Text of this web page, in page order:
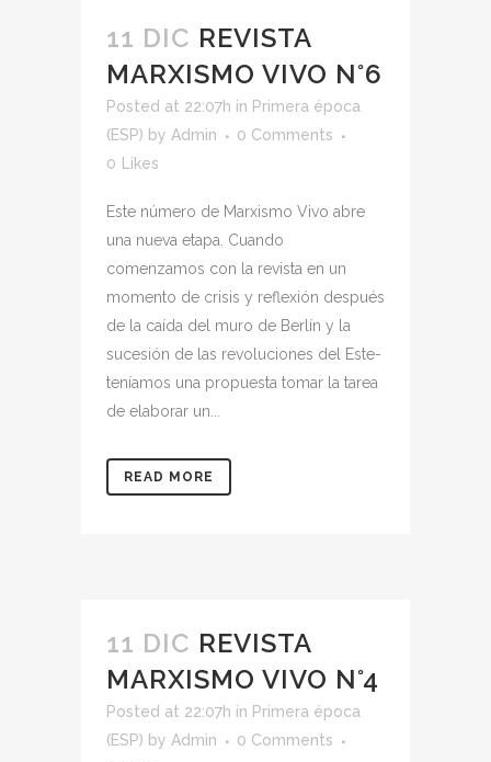
11 DIC REVISTA
MARXISMO VIVO N°6
Posted at 22:07h in Primera época
(ESP) by Admin
0 Comments
0
Likes
Este número de Marxismo Vivo abre
una nueva etapa. Cuando
comenzamos con la revista en un
momento de crisis y reflexión después
de la caída del muro de Berlín y la
sucesión de las revoluciones del Este-
teníamos una propuesta tomar la tarea
de elaborar un...
READ MORE
11 DIC REVISTA
MARXISMO VIVO N°4
Posted at 22:07h in Primera época
(ESP) by Admin
0 Comments